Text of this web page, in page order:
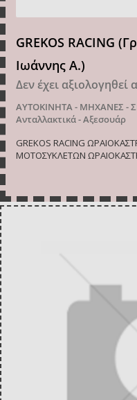
GREKOS RACING
Ιωάννης Α.)
Δεν έχει αξιολογηθεί
ΑΥΤΟΚΙΝΗΤΑ - ΜΗΧΑΝΕΣ -
Ανταλλακτικά - Αξεσουάρ
GREKOS RACING
ΜΟΤΟΣΥΚΛΕΤΩΝ